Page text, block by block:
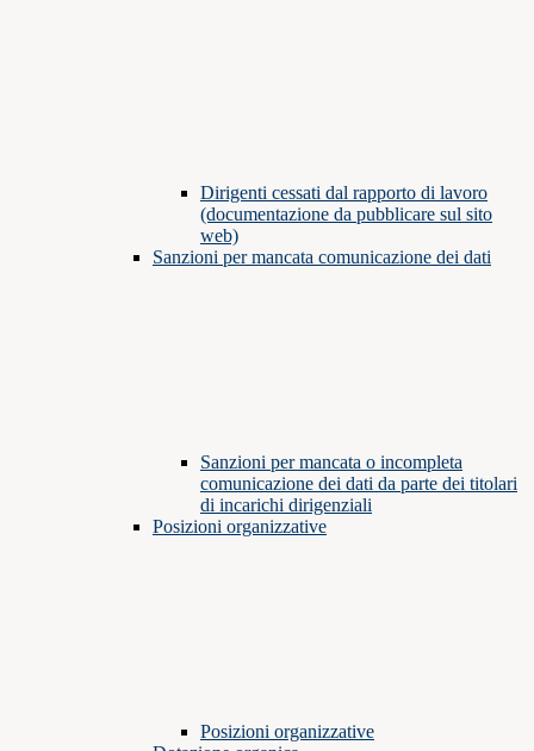
Dirigenti cessati dal rapporto di lavoro
(documentazione da pubblicare sul sito
web)
Sanzioni per mancata comunicazione dei dati
Sanzioni per mancata o incompleta
comunicazione dei dati da parte dei titolari
di incarichi dirigenziali
Posizioni organizzative
Posizioni organizzative